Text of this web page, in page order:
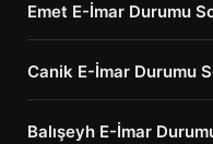
Emet E-İmar Durumu
Canik E-İmar Durumu
Balışeyh E-İmar